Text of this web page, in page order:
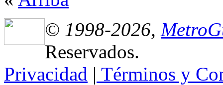
© 1998-2026,
Reservados.
Privacidad | Términos y